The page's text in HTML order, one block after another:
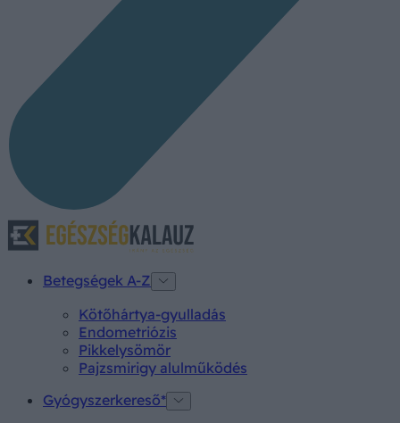
Betegségek A-Z
Kötőhártya-gyulladás
Endometriózis
Pikkelysömör
Pajzsmirigy alulműködés
Gyógyszerkereső*